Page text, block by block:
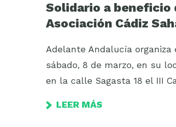
Solidario a beneficio
Asociación Cádiz
Adelante Andalucía organiza
sábado, 8 de marzo, en su
en la calle Sagasta 18 el III
LEER MÁS